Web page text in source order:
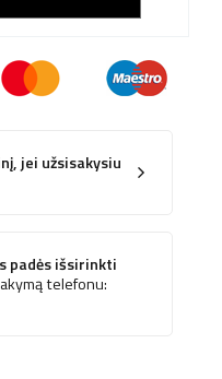
jei užsisakysiu
padės išsirinkti
telefonu: